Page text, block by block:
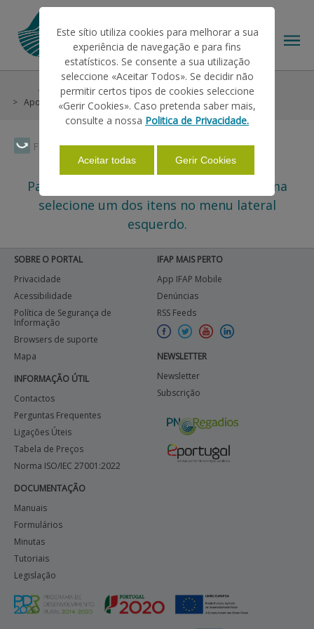
Faça Swipe para ver o menu
O IFAP
AJUDAS/APOIOS
INFORMAÇÕES
ESTATÍSTICAS
PAGAMENTOS
APOIO AO BENEFICIÁRIO
Entrar / Registar
Ajudas/Apoios
Ajudas no Pedido Único
Apoios Associados
Superfícies
Para assuntos relacionados com este tema
selecione um dos itens no menu lateral
esquerdo.
SOBRE O PORTAL
Privacidade
Acessibilidade
Política de Segurança de
Informação
Browsers de suporte
Mapa
INFORMAÇÃO ÚTIL
Contactos
Perguntas Frequentes
Ligações Úteis
Tabela de Preços
Norma ISO/IEC 27001:2022
DOCUMENTAÇÃO
Manuais
Formulários
Minutas
Tutoriais
Legislação
IFAP MAIS PERTO
App IFAP Mobile
Denúncias
RSS Feeds
NEWSLETTER
Newsletter
Subscrição
Este sítio utiliza cookies para melhorar a sua
experiência de navegação e para fins
estatísticos. Se consente a sua utilização
seleccione «Aceitar Todos». Se decidir não
permitir certos tipos de cookies seleccione
«Gerir Cookies». Caso pretenda saber mais,
consulte a nossa Politica de Privacidade.
Aceitar todas Gerir Cookies